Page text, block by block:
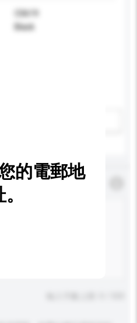
C0619
Black
* 必須填寫
的電郵地